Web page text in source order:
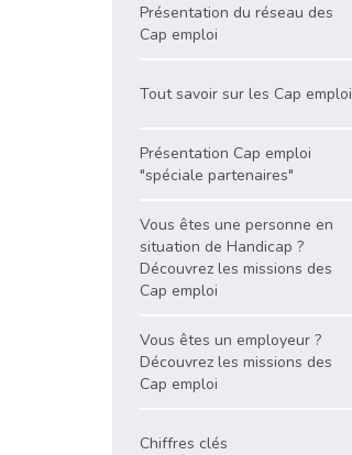
Présentation du réseau des
Cap emploi
Tout savoir sur les Cap emploi
Présentation Cap emploi
"spéciale partenaires"
Vous êtes une personne en
situation de Handicap ?
Découvrez les missions des
Cap emploi
Vous êtes un employeur ?
Découvrez les missions des
Cap emploi
Chiffres clés